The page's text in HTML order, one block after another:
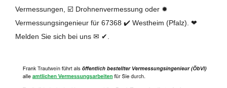
Vermessungen, ☑️ Drohnenvermessung oder ✹
Vermessungsingenieur für 67368 ✔️ Westheim (Pfalz). ❤
Melden Sie sich bei uns ✉ ✔.